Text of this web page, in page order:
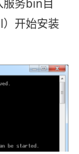
务bin目
开始安装